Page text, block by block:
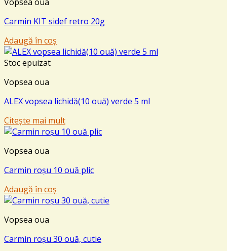
Carmin KIT sidef retro 20g
Adaugă în coș
Stoc epuizat
Vopsea oua
ALEX vopsea lichidă(10 ouă) verde 5 ml
Citește mai mult
Vopsea oua
Carmin roșu 10 ouă plic
Adaugă în coș
Vopsea oua
Carmin roșu 30 ouă, cutie